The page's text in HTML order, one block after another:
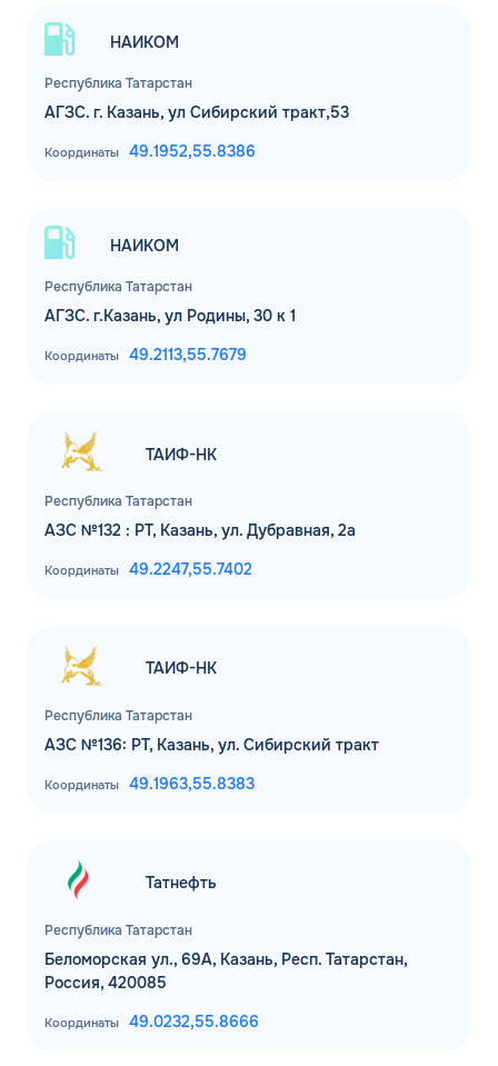
Республика Татарстан
НАИКОМ
АГЗС. г. Казань, ул Сибирский тракт,53
Координаты 49.1952,55.8386
Республика Татарстан
НАИКОМ
АГЗС. г.Казань, ул Родины, 30 к 1
Координаты 49.2113,55.7679
Республика Татарстан
ТАИФ-НК
АЗС №132 : РТ, Казань, ул. Дубравная, 2а
Координаты 49.2247,55.7402
Республика Татарстан
ТАИФ-НК
АЗС №136: РТ, Казань, ул. Сибирский тракт
Координаты 49.1963,55.8383
Республика Татарстан
Татнефть
Беломорская ул., 69А, Казань, Респ. Татарстан,
Россия, 420085
Координаты 49.0232,55.8666
Комментарий
Для юр. лиц и ИП
обработкой персональных данных
ДО
ЗАВТРА